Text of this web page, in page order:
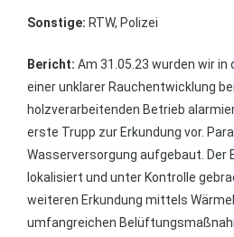
Sonstige: RTW, Polizei
Bericht: Am 31.05.23 wurden wir in
einer unklarer Rauchentwicklung
holzverarbeitenden Betrieb
erste Trupp zur Erkundung vor.
Wasserversorgung aufgebaut. Der
lokalisiert und unter Kontrolle
weiteren Erkundung mittels
umfangreichen